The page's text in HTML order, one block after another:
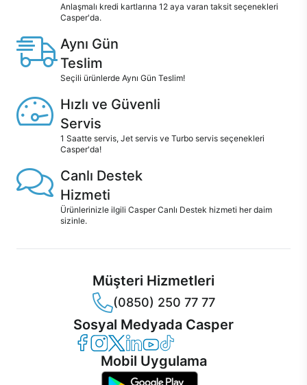
Anlaşmalı kredi kartlarına 12 aya varan taksit seçenekleri
Casper'da.
Aynı Gün
Teslim
Seçili ürünlerde Aynı Gün Teslim!
Hızlı ve Güvenli
Servis
1 Saatte servis, Jet servis ve Turbo servis seçenekleri
Casper'da!
Canlı Destek
Hizmeti
Ürünlerinizle ilgili Casper Canlı Destek hizmeti her daim
sizinle.
Müşteri Hizmetleri
(0850) 250 77 77
Sosyal Medyada Casper
Casper Facebook
Casper Instagram
Casper Twitter
Casper LinkedIn
Casper YouTube
Casper TikTok
Mobil Uygulama